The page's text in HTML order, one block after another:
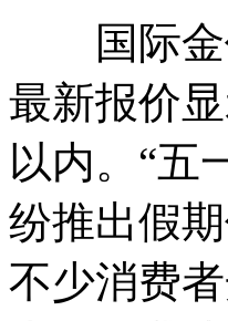
国际金
最新报价
以内。“五
纷推出假
不少消费